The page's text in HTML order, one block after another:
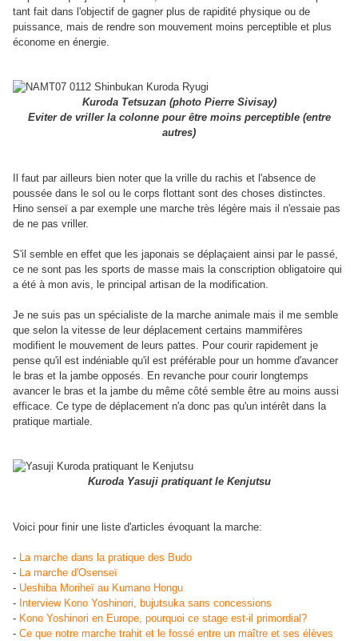
tant fait dans l'objectif de gagner plus de rapidité physique ou de
puissance, mais de rendre son mouvement moins perceptible et plus
économe en énergie.
Kuroda Tetsuzan (photo Pierre Sivisay)
Eviter de vriller la colonne pour être moins perceptible (entre
autres)
Il faut par ailleurs bien noter que la vrille du rachis et l'absence de
poussée dans le sol ou le corps flottant sont des choses distinctes.
Hino senseï a par exemple une marche très légère mais il n'essaie pas
de ne pas vriller.
S'il semble en effet que les japonais se déplaçaient ainsi par le passé,
ce ne sont pas les sports de masse mais la conscription obligatoire qui
a été à mon avis, le principal artisan de la modification.
Je ne suis pas un spécialiste de la marche animale mais il me semble
que selon la vitesse de leur déplacement certains mammifères
modifient le mouvement de leurs pattes. Pour courir rapidement je
pense qu'il est indéniable qu'il est préférable pour un homme d'avancer
le bras et la jambe opposés. En revanche pour courir longtemps
avancer le bras et la jambe du même côté semble être au moins aussi
efficace. Ce type de déplacement n'a donc pas qu'un intérêt dans la
pratique martiale.
Kuroda Yasuji pratiquant le Kenjutsu
Voici pour finir une liste d'articles évoquant la marche:
- La marche dans la pratique des Budo
- La marche d'Osenseï
- Ueshiba Moriheï au Kumano Hongu
- Interview Kono Yoshinori, bujutsuka sans concessions
- Kono Yoshinori en Europe, pourquoi ce stage est-il primordial?
- Ce que notre marche trahit et le fossé entre un maître et ses élèves